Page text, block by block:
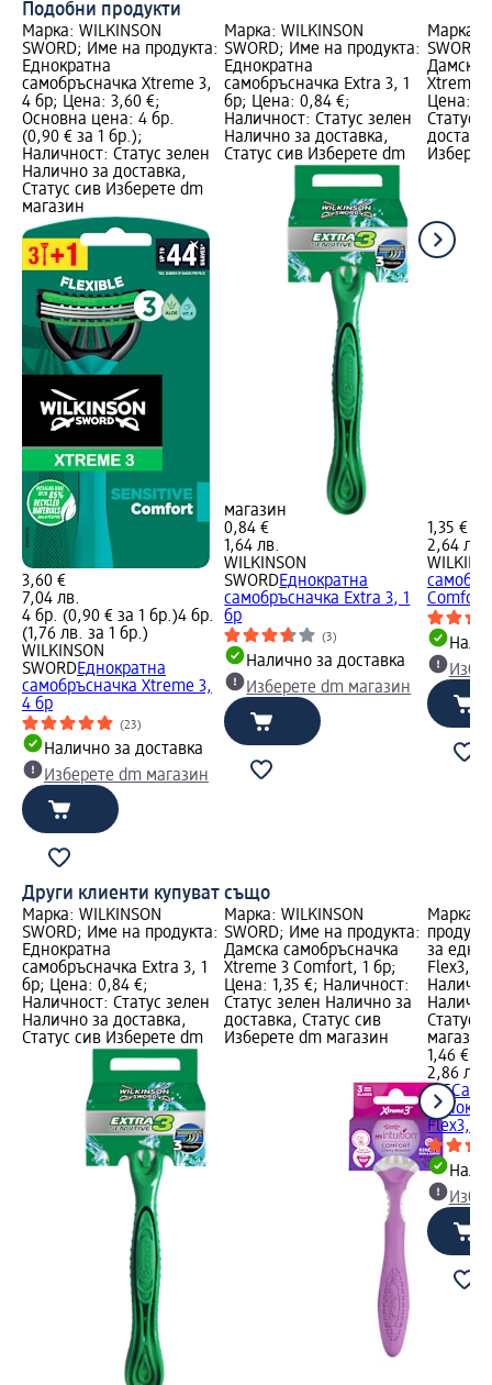
Подобни продукти
Марка: WILKINSON
SWORD; Име на продукта:
Еднократна
самобръсначка Xtreme 3,
4 бр; Цена: 3,60 €;
Основна цена: 4 бр.
(0,90 € за 1 бр.);
Наличност: Статус зелен
Налично за доставка,
Статус сив Изберете dm
магазин
3,60 €
7,04 лв.
4 бр. (0,90 € за 1 бр.)4 бр.
(1,76 лв. за 1 бр.)
WILKINSON
SWORDЕднократна
самобръсначка Xtreme 3,
4 бр
(23)
Налично за доставка
Изберете dm магазин
Марка: WILKINSON
SWORD; Име на продукта:
Еднократна
самобръсначка Extra 3, 1
бр; Цена: 0,84 €;
Наличност: Статус зелен
Налично за доставка,
Статус сив Изберете dm
магазин
0,84 €
1,64 лв.
WILKINSON
SWORDЕднократна
самобръсначка Extra 3, 1
бр
(3)
Налично за доставка
Изберете dm магазин
Марка:
Дамска
Xtreme
Цена:
Статус
1,35 €
2,64 лв.
Други клиенти купуват също
Марка: WILKINSON
SWORD; Име на продукта:
Еднократна
самобръсначка Extra 3, 1
бр; Цена: 0,84 €;
Наличност: Статус зелен
Налично за доставка,
Статус сив Изберете dm
Марка: WILKINSON
SWORD; Име на продукта:
Дамска самобръсначка
Xtreme 3 Comfort, 1 бр;
Цена: 1,35 €; Наличност:
Статус зелен Налично за
доставка, Статус сив
Изберете dm магазин
Марка:
за
Flex3, 1
Статус
магазин
1,46 €
2,86 лв.
BIC
Flex3, 1